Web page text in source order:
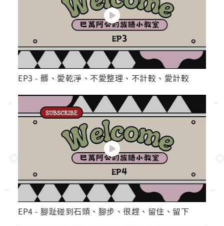
EP3 - 髒、愛乾淨、不愛整理、不計較、愛計較
EP4 - 腳趾碰到石頭、腳步、很趕、留住、留下